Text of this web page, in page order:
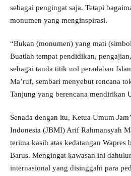
sebagai pengingat saja. Tetapi
monumen yang menginspirasi.
“Bukan (monumen) yang mati
Buatlah tempat pendidikan,
sebagai tanda titik nol peradaban
Ma’ruf, sembari menyebut rencana
Tanjung yang berencana mendirikan
Senada dengan itu, Ketua Umum
Indonesia (JBMI) Arif Rahmansyah
terima kasih atas kedatangan Wapres
Barus. Mengingat kawasan ini
internasional yang disinggahi para